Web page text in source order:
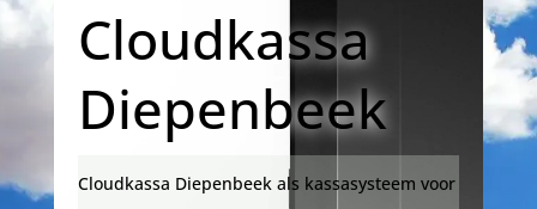
Cloudkassa
Diepenbeek
Cloudkassa Diepenbeek als kassasysteem voor